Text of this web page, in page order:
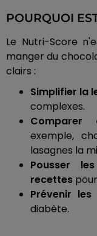
POURQUOI
Le Nutri-Score
manger du
clairs :
Simplifier la
complexes.
exemple,
lasagnes la
Pousser
recettes
Prévenir les
diabète.